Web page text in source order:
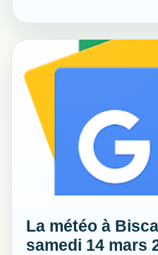
La météo à
samedi 14 mars